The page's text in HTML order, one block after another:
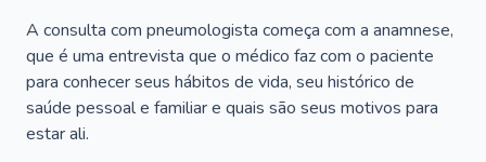
A consulta com pneumologista começa com a anamnese,
que é uma entrevista que o médico faz com o paciente
para conhecer seus hábitos de vida, seu histórico de
saúde pessoal e familiar e quais são seus motivos para
estar ali.